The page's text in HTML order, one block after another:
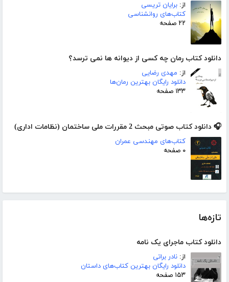
از: برایان تریسی
کتاب‌های روانشناسی
۲۲ صفحه
دانلود کتاب رمان چه کسی از دیوانه ها نمی ترسد؟
از: مهدی رضایی
دانلود رایگان بهترین رمان‌ها
۱۳۳ صفحه
🎧 دانلود کتاب صوتی مبحث 2 مقررات ملی ساختمان (نظامات اداری)
کتاب‌های مهندسی عمران
۰ صفحه
تازه‌ها
دانلود کتاب ماجرای یک نامه
از: نادر براتی
دانلود رایگان بهترین کتاب‌های داستان
۱۵۳ صفحه